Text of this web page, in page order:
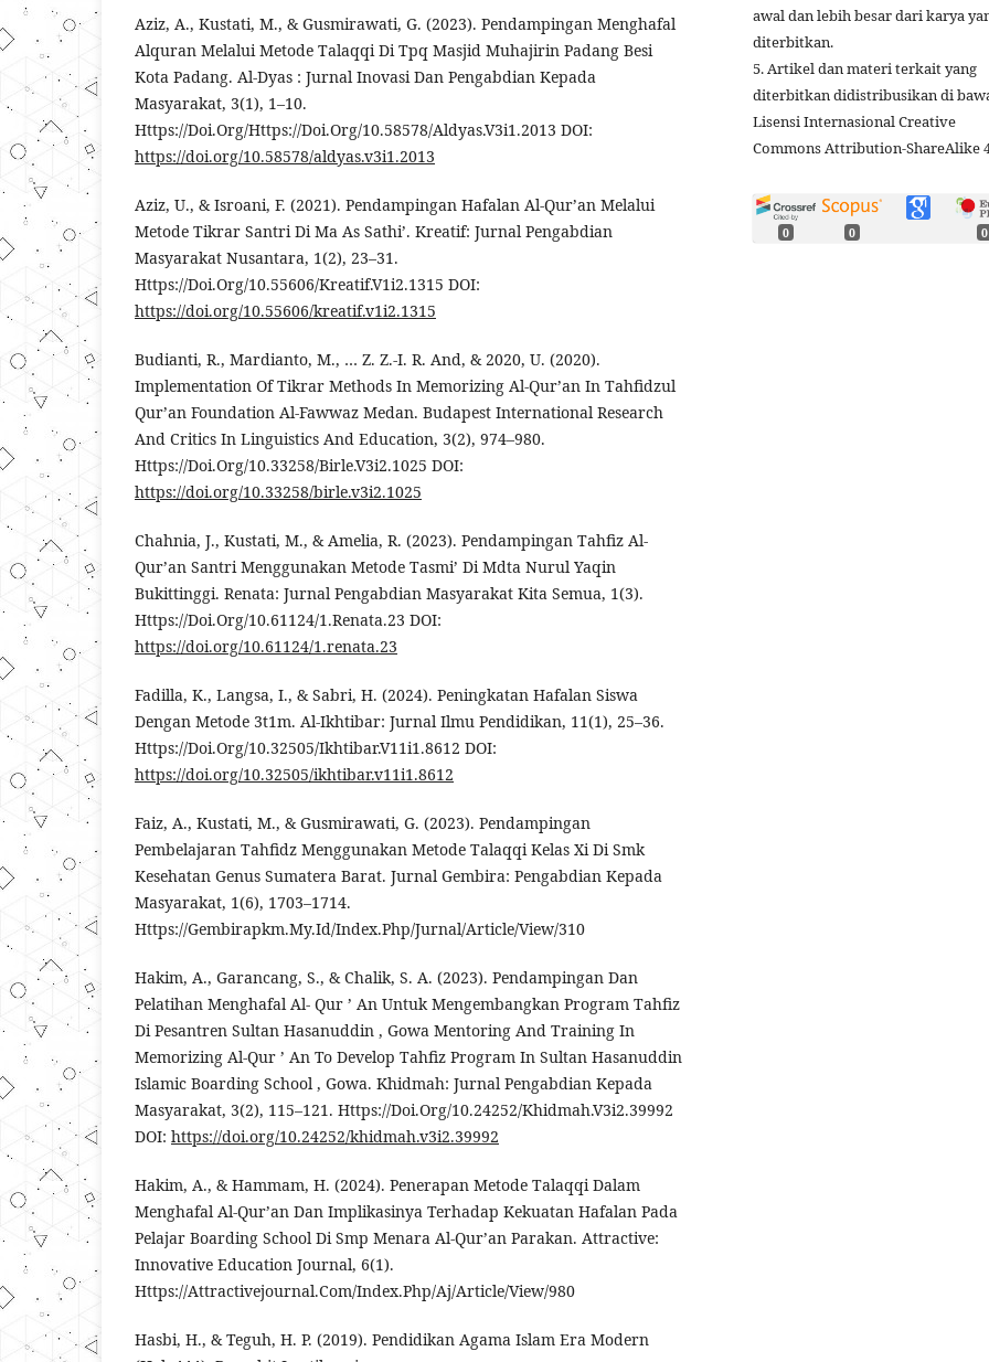
Aziz, A., Kustati, M., & Gusmirawati, G. (2023). Pendampingan Menghafal
Alquran Melalui Metode Talaqqi Di Tpq Masjid Muhajirin Padang Besi
Kota Padang. Al-Dyas : Jurnal Inovasi Dan Pengabdian Kepada
Masyarakat, 3(1), 1–10.
Https://Doi.Org/Https://Doi.Org/10.58578/Aldyas.V3i1.2013 DOI:
https://doi.org/10.58578/aldyas.v3i1.2013
Aziz, U., & Isroani, F. (2021). Pendampingan Hafalan Al-Qur’an Melalui
Metode Tikrar Santri Di Ma As Sathi’. Kreatif: Jurnal Pengabdian
Masyarakat Nusantara, 1(2), 23–31.
Https://Doi.Org/10.55606/Kreatif.V1i2.1315 DOI:
https://doi.org/10.55606/kreatif.v1i2.1315
Budianti, R., Mardianto, M., … Z. Z.-I. R. And, & 2020, U. (2020).
Implementation Of Tikrar Methods In Memorizing Al-Qur’an In Tahfidzul
Qur’an Foundation Al-Fawwaz Medan. Budapest International Research
And Critics In Linguistics And Education, 3(2), 974–980.
Https://Doi.Org/10.33258/Birle.V3i2.1025 DOI:
https://doi.org/10.33258/birle.v3i2.1025
Chahnia, J., Kustati, M., & Amelia, R. (2023). Pendampingan Tahfiz Al-
Qur’an Santri Menggunakan Metode Tasmi’ Di Mdta Nurul Yaqin
Bukittinggi. Renata: Jurnal Pengabdian Masyarakat Kita Semua, 1(3).
Https://Doi.Org/10.61124/1.Renata.23 DOI:
https://doi.org/10.61124/1.renata.23
Fadilla, K., Langsa, I., & Sabri, H. (2024). Peningkatan Hafalan Siswa
Dengan Metode 3t1m. Al-Ikhtibar: Jurnal Ilmu Pendidikan, 11(1), 25–36.
Https://Doi.Org/10.32505/Ikhtibar.V11i1.8612 DOI:
https://doi.org/10.32505/ikhtibar.v11i1.8612
Faiz, A., Kustati, M., & Gusmirawati, G. (2023). Pendampingan
Pembelajaran Tahfidz Menggunakan Metode Talaqqi Kelas Xi Di Smk
Kesehatan Genus Sumatera Barat. Jurnal Gembira: Pengabdian Kepada
Masyarakat, 1(6), 1703–1714.
Https://Gembirapkm.My.Id/Index.Php/Jurnal/Article/View/310
Hakim, A., Garancang, S., & Chalik, S. A. (2023). Pendampingan Dan
Pelatihan Menghafal Al- Qur ’ An Untuk Mengembangkan Program Tahfiz
Di Pesantren Sultan Hasanuddin , Gowa Mentoring And Training In
Memorizing Al-Qur ’ An To Develop Tahfiz Program In Sultan Hasanuddin
Islamic Boarding School , Gowa. Khidmah: Jurnal Pengabdian Kepada
Masyarakat, 3(2), 115–121. Https://Doi.Org/10.24252/Khidmah.V3i2.39992
DOI: https://doi.org/10.24252/khidmah.v3i2.39992
Hakim, A., & Hammam, H. (2024). Penerapan Metode Talaqqi Dalam
Menghafal Al-Qur’an Dan Implikasinya Terhadap Kekuatan Hafalan Pada
Pelajar Boarding School Di Smp Menara Al-Qur’an Parakan. Attractive:
Innovative Education Journal, 6(1).
Https://Attractivejournal.Com/Index.Php/Aj/Article/View/980
Hasbi, H., & Teguh, H. P. (2019). Pendidikan Agama Islam Era Modern
awal dan lebih besar dari karya
diterbitkan.
5. Artikel dan materi terkait yang
diterbitkan didistribusikan di
Lisensi Internasional Creative
Commons Attribution-ShareAlike
0 0 0